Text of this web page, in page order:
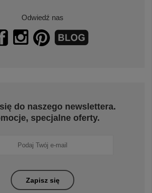
Odwiedź nas
do naszego newslettera.
specjalne oferty.
Zapisz się